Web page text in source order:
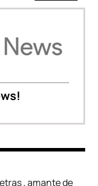
, amante de